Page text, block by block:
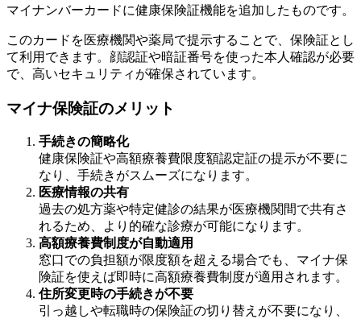
マイナンバーカードに健康保険証機能を追加したものです。
このカードを医療機関や薬局で提示することで、保険証とし
て利用できます。顔認証や暗証番号を使った本人確認が必要
で、高いセキュリティが確保されています。
マイナ保険証のメリット
手続きの簡略化
健康保険証や高額療養費限度額認定証の提示が不要に
なり、手続きがスムーズになります。
医療情報の共有
過去の処方薬や特定健診の結果が医療機関間で共有さ
れるため、より的確な診療が可能になります。
高額療養費制度が自動適用
窓口での負担額が限度額を超える場合でも、マイナ保
険証を使えば即時に高額療養費制度が適用されます。
住所変更時の手続きが不要
引っ越しや転職時の保険証の切り替えが不要になり、